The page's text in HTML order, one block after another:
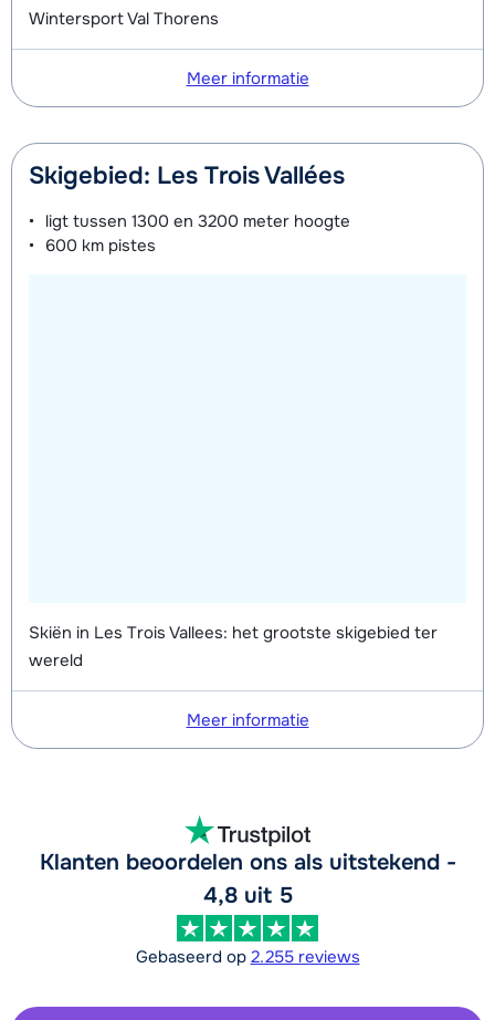
Wintersport Val Thorens
Meer informatie
Skigebied: Les Trois Vallées
ligt tussen 1300 en 3200 meter hoogte
600 km pistes
Skiën in Les Trois Vallees: het grootste skigebied ter
wereld
Meer informatie
Klanten beoordelen ons als uitstekend -
4,8 uit 5
Gebaseerd op 2.255 reviews